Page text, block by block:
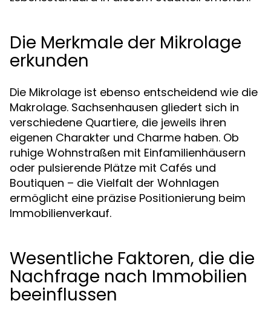
Die Merkmale der Mikrolage
erkunden
Die Mikrolage ist ebenso entscheidend wie die
Makrolage. Sachsenhausen gliedert sich in
verschiedene Quartiere, die jeweils ihren
eigenen Charakter und Charme haben. Ob
ruhige Wohnstraßen mit Einfamilienhäusern
oder pulsierende Plätze mit Cafés und
Boutiquen – die Vielfalt der Wohnlagen
ermöglicht eine präzise Positionierung beim
Immobilienverkauf.
Wesentliche Faktoren, die die
Nachfrage nach Immobilien
beeinflussen